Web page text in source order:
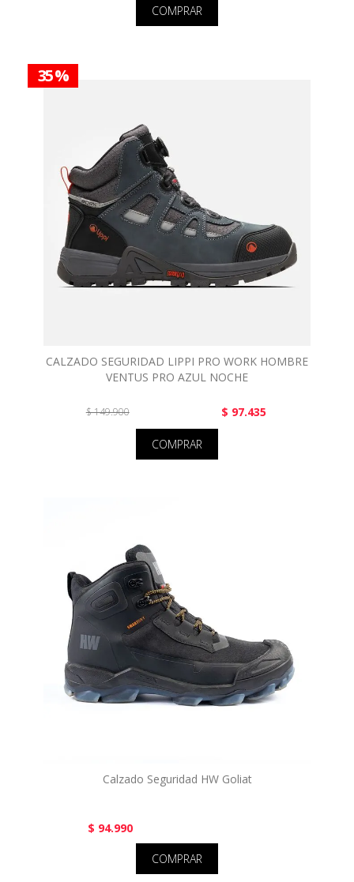
COMPRAR
35 %
CALZADO SEGURIDAD LIPPI PRO WORK HOMBRE
VENTUS PRO AZUL NOCHE
$ 149.900 $ 97.435
COMPRAR
Calzado Seguridad HW Goliat
$ 94.990
COMPRAR